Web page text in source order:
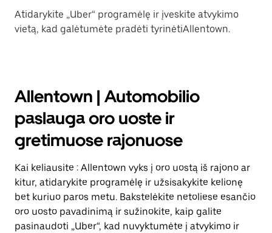
Atidarykite „Uber“ programėlę ir įveskite atvykimo
vietą, kad galėtumėte pradėti tyrinėtiAllentown.
Allentown | Automobilio
paslauga oro uoste ir
gretimuose rajonuose
Kai keliausite : Allentown vyks į oro uostą iš rajono ar
kitur, atidarykite programėlę ir užsisakykite kelionę
bet kuriuo paros metu. Bakstelėkite netoliese esančio
oro uosto pavadinimą ir sužinokite, kaip galite
pasinaudoti „Uber“, kad nuvyktumėte į atvykimo ir